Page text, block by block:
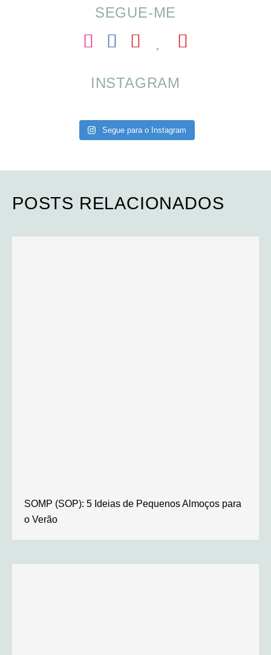
SEGUE-ME
INSTAGRAM
Segue para o Instagram
POSTS RELACIONADOS
SOMP (SOP): 5 Ideias de Pequenos Almoços para
o Verão